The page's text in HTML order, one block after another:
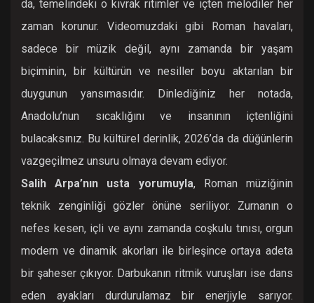
da, temelindeki o kıvrak ritimler ve içten melodiler her
zaman korunur. Videomuzdaki gibi Roman havaları,
sadece bir müzik değil, aynı zamanda bir yaşam
biçiminin, bir kültürün ve nesiller boyu aktarılan bir
duygunun yansımasıdır. Dinlediğiniz her notada,
Anadolu’nun sıcaklığını ve insanının içtenliğini
bulacaksınız. Bu kültürel derinlik, 2026’da da düğünlerin
vazgeçilmez unsuru olmaya devam ediyor.
Salih Arpa’nın usta yorumuyla, Roman müziğinin
teknik zenginliği gözler önüne seriliyor. Zurnanın o
nefes kesen, içli ve aynı zamanda coşkulu tınısı, orgun
modern ve dinamik akorları ile birleşince ortaya adeta
bir şaheser çıkıyor. Darbukanın ritmik vuruşları ise dans
eden ayakları durdurulamaz bir enerjiyle sarıyor.